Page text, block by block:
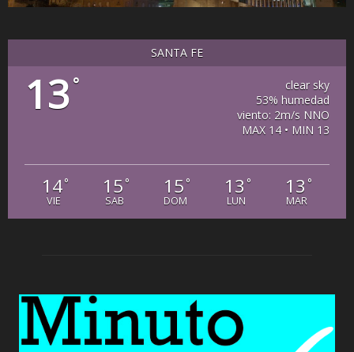
SANTA FE
13°
clear sky
53% humedad
viento: 2m/s NNO
MAX 14 • MIN 13
14°
VIE
15 °
SAB
15 °
DOM
13 °
LUN
13 °
MAR